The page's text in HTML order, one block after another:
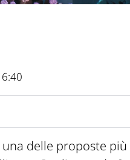
una delle proposte più